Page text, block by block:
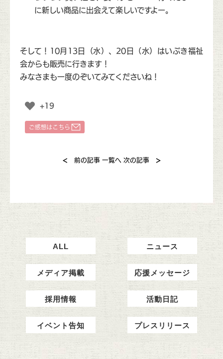
に新しい商品に出会えて楽しいですよー。
そして！10月13日（水）、20日（水）はいぶき福祉
会からも販売に行きます！
みなさまも一度のぞいてみてくださいね！
+19
< 前の記事 一覧へ 次の記事 >
ALL ニュース
メディア掲載 応援メッセージ
採用情報 活動日記
イベント告知 プレスリリース